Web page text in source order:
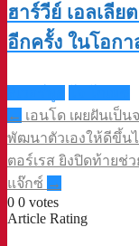
ฮาร์วีย์ เอลเลีย
อีกครั้ง ในโอก
Post
navigation
← เอนโด เผยฝันเป็
พัฒนาตัวเองให้ดีขึ้น
ตอร์เรส ยิงปิดท้ายช่
แจ๊กซ์ →
0 0 votes
Article Rating